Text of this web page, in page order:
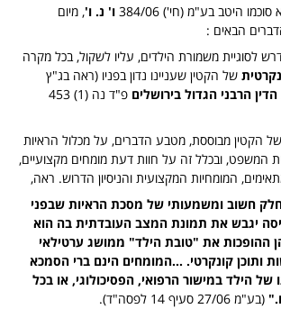
היטב בע"מ (חי') 384/06
ו' נ. ו', מיום
לסוגיית משמורת הילדים, עליו לשקול, בכל מקרה
של הקטין שעניינו נדון בפניו (ראה בג"ץ
הרבני הגדול בירושלים
פ"ד נה (1) 453
הקטין מבוססת, מטבע הדברים, על מכלול הראיות
המשפט, ובכלל זה על חוות דעת מומחים מקצועיים,
המומחיות המקצועית והניסיון הדרוש. ראה,
חשוב ומשמעותי של מסכת הראיות שבפני
יגבש את תמונת המצב העובדתית בה הוא
ההופכות את "טובת הילד" ממושג ערטילאי
ותוכן קונקרטי. …המומחים הינם ברי הסמכא
הילד במישור הרפואי, הפסיכולוגי, או בכל
(בע"מ 27/06 סעיף 14 לפסה"ד).